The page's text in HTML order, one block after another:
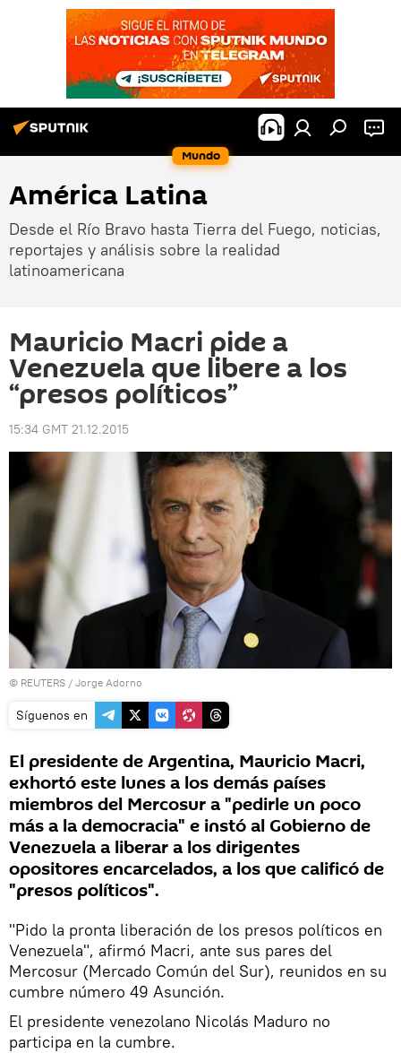
Mundo
América Latina
Desde el Río Bravo hasta Tierra del Fuego, noticias,
reportajes y análisis sobre la realidad
latinoamericana
Mauricio Macri pide a
Venezuela que libere a los
“presos políticos”
15:34 GMT 21.12.2015
© REUTERS / Jorge Adorno
Síguenos en
El presidente de Argentina, Mauricio Macri,
exhortó este lunes a los demás países
miembros del Mercosur a "pedirle un poco
más a la democracia" e instó al Gobierno de
Venezuela a liberar a los dirigentes
opositores encarcelados, a los que calificó de
"presos políticos".
"Pido la pronta liberación de los presos políticos en
Venezuela", afirmó Macri, ante sus pares del
Mercosur (Mercado Común del Sur), reunidos en su
cumbre número 49 Asunción.
El presidente venezolano Nicolás Maduro no
participa en la cumbre.